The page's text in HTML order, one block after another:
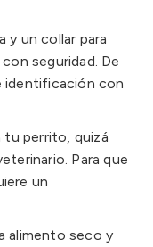
y un collar para
seguridad. De
identificación con
tu perrito, quizá
Para que
un
alimento seco y